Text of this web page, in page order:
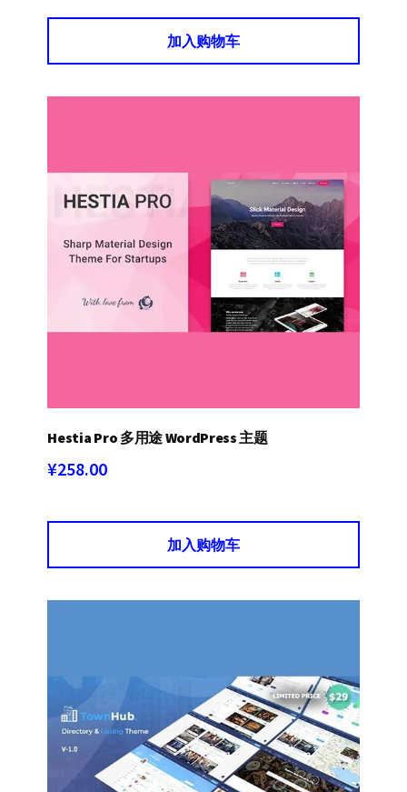
加入购物车
Hestia Pro 多用途 WordPress 主题
¥258.00
加入购物车